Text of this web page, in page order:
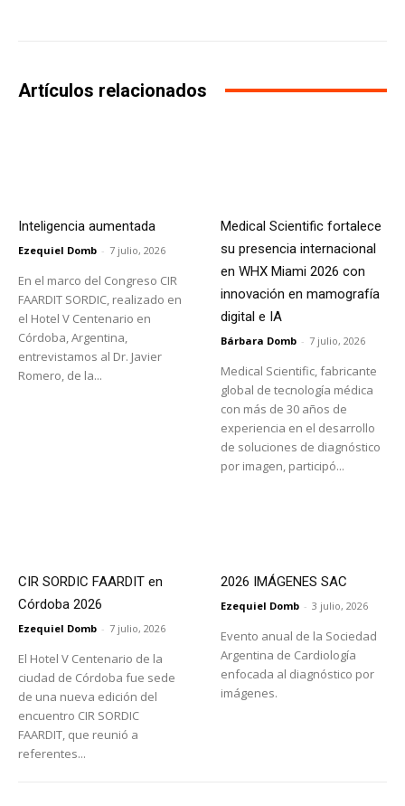
Artículos relacionados
Inteligencia aumentada
Ezequiel Domb - 7 julio, 2026
En el marco del Congreso CIR
FAARDIT SORDIC, realizado en
el Hotel V Centenario en
Córdoba, Argentina,
entrevistamos al Dr. Javier
Romero, de la...
Medical Scientific fortalece
su presencia internacional
en WHX Miami 2026 con
innovación en mamografía
digital e IA
Bárbara Domb - 7 julio, 2026
Medical Scientific, fabricante
global de tecnología médica
con más de 30 años de
experiencia en el desarrollo
de soluciones de diagnóstico
por imagen, participó...
CIR SORDIC FAARDIT en
Córdoba 2026
Ezequiel Domb - 7 julio, 2026
El Hotel V Centenario de la
ciudad de Córdoba fue sede
de una nueva edición del
encuentro CIR SORDIC
FAARDIT, que reunió a
referentes...
2026 IMÁGENES SAC
Ezequiel Domb - 3 julio, 2026
Evento anual de la Sociedad
Argentina de Cardiología
enfocada al diagnóstico por
imágenes.